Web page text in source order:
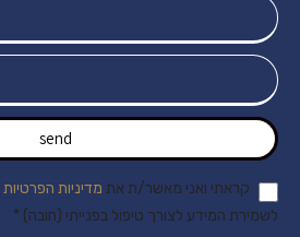
send
קראתי ואני מאשר/ת את מדיניות הפרטיות
לשמירת המידע לצורך טיפול בפנייתי (חובה) *